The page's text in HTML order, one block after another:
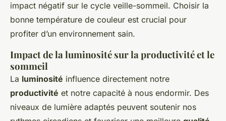
impact négatif sur le cycle veille-sommeil. Choisir la
bonne température de couleur est crucial pour
profiter d’un environnement sain.
Impact de la luminosité sur la productivité et le
sommeil
La luminosité influence directement notre
productivité et notre capacité à nous endormir. Des
niveaux de lumière adaptés peuvent soutenir nos